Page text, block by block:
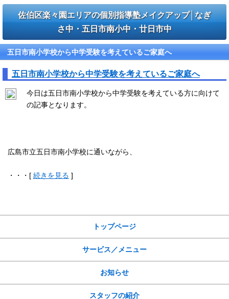
佐伯区楽々園エリアの個別指導塾メイクアップ│なぎ
さ中・五日市南小中・廿日市中
五日市南小学校から中学受験を考えているご家庭へ
五日市南小学校から中学受験を考えているご家庭へ
今日は五日市南小学校から中学受験を考えている方に向けて
の記事となります。
広島市立五日市南小学校に通いながら、
・・・[ 続きを見る ]
トップページ
サービス／メニュー
お知らせ
スタッフの紹介